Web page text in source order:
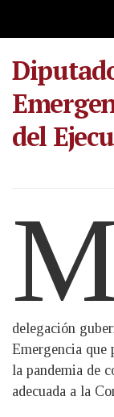
del
delegación
Emergencia que
la pandemia de
adecuada a la